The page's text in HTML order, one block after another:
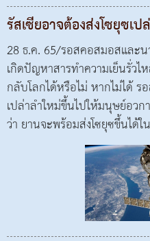
รัสเซียอาจต้องส่งโซยุซเ
28 ธ.ค. 65/รอสคอสมอสและน
เกิดปัญหาสารทำความเย็นรั่ว
กลับโลกได้หรือไม่ หากไม่ได้
เปล่าลำใหม่ขึ้นไปให้มนุษย์อว
ว่า ยานจะพร้อมส่งโซยุซขึ้นได้